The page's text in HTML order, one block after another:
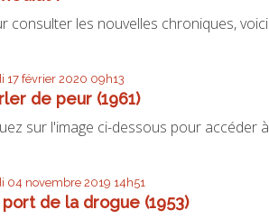
consulter les nouvelles chroniques, voici
17 février 2020 09h13
de peur (1961)
sur l'image ci-dessous pour accéder à
04 novembre 2019 14h51
de la drogue (1953)